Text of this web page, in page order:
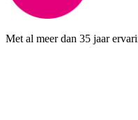
Met al meer dan 35 jaar